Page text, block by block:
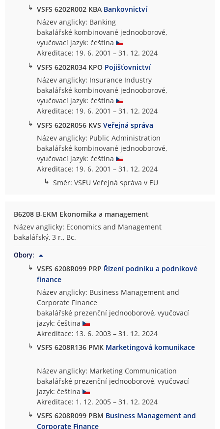
↳ VSFS 6202R002 KBA Bankovnictví
Název anglicky: Banking
bakalářské kombinované jednooborové,
vyučovací jazyk: čeština
Akreditace: 19. 6. 2001 – 31. 12. 2024
↳ VSFS 6202R034 KPO Pojišťovnictví
Název anglicky: Insurance Industry
bakalářské kombinované jednooborové,
vyučovací jazyk: čeština
Akreditace: 19. 6. 2001 – 31. 12. 2024
↳ VSFS 6202R056 KVSVeřejná správa
Název anglicky: Public Administration
bakalářské kombinované jednooborové,
vyučovací jazyk: čeština
Akreditace: 19. 6. 2001 – 31. 12. 2024
↳ Směr: VSEU Veřejná správa v EU
B6208 B-EKM Ekonomika a management
Název anglicky: Economics and Management
bakalářský, 3 r., Bc.
Obory:
↳ VSFS 6208R099 PRP Řízení podniku a podnikové
finance
Název anglicky: Business Management and
Corporate Finance
bakalářské prezenční jednooborové, vyučovací
jazyk: čeština
Akreditace: 13. 6. 2003 – 31. 12. 2024
↳ VSFS 6208R136 PMK Marketingová komunikace
Název anglicky: Marketing Communication
bakalářské prezenční jednooborové, vyučovací
jazyk: čeština
Akreditace: 1. 12. 2005 – 31. 12. 2024
↳ VSFS 6208R099 PBM Business Management and
Corporate Finance